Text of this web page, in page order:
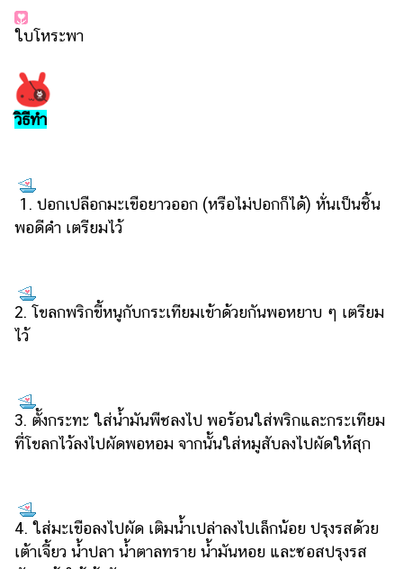
แอปฯ
กระปุก
คอร์ส
ออนไลน์
เรียน
ติดต่อ
โฆษณา
ร่วม
งาน
ใบโหระพา
วิธีทำ
1. ปอกเปลือกมะเขือยาวออก (หรือไม่ปอกก็ได้) หั่นเป็นชิ้น
พอดีคำ เตรียมไว้
2. โขลกพริกขี้หนูกับกระเทียมเข้าด้วยกันพอหยาบ ๆ เตรียม
ไว้
3. ตั้งกระทะ ใส่น้ำมันพืชลงไป พอร้อนใส่พริกและกระเทียม
ที่โขลกไว้ลงไปผัดพอหอม จากนั้นใส่หมูสับลงไปผัดให้สุก
4. ใส่มะเขือลงไปผัด เติมน้ำเปล่าลงไปเล็กน้อย ปรุงรสด้วย
เต้าเจี้ยว น้ำปลา น้ำตาลทราย น้ำมันหอย และซอสปรุงรส